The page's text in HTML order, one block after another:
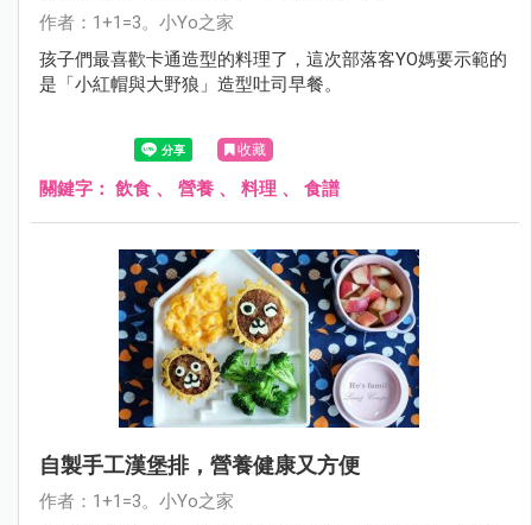
作者：1+1=3。小Yo之家
孩子們最喜歡卡通造型的料理了，這次部落客YO媽要示範的
是「小紅帽與大野狼」造型吐司早餐。
收藏
關鍵字： 飲食 、 營養 、 料理 、 食譜
自製手工漢堡排，營養健康又方便
作者：1+1=3。小Yo之家